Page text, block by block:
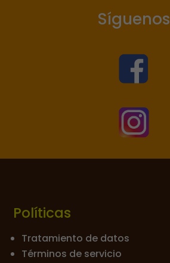
Síguenos


Políticas
Tratamiento de datos
Términos de servicio